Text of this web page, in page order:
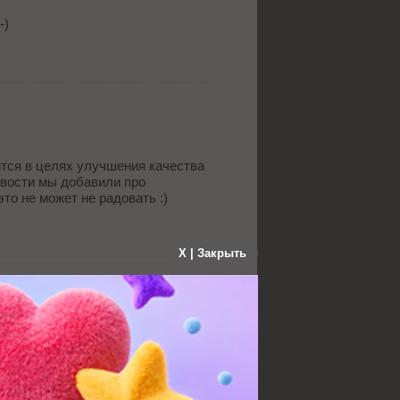
)
в целях улучшения качества
мы добавили про
не может не радовать :)
X | Закрыть